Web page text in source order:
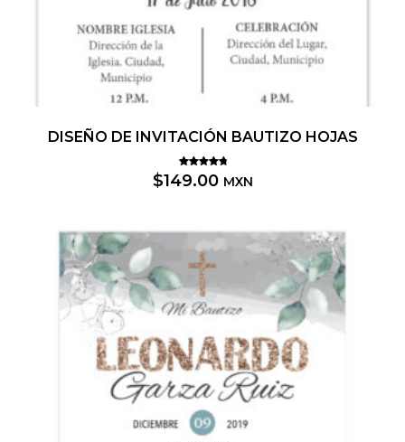
DISEÑO DE INVITACIÓN BAUTIZO HOJAS
Valorado
con
5.00 de 5
$149.00 MXN